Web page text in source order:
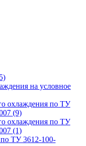
на условное
охлаждения по ТУ
(9)
охлаждения по ТУ
(1)
ТУ 3612-100-